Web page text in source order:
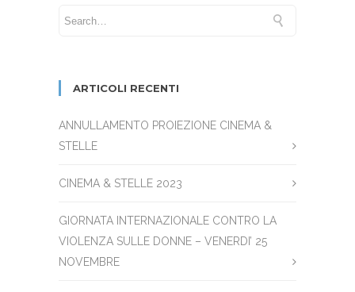
ARTICOLI RECENTI
ANNULLAMENTO PROIEZIONE CINEMA &
STELLE
CINEMA & STELLE 2023
GIORNATA INTERNAZIONALE CONTRO LA
VIOLENZA SULLE DONNE – VENERDI’ 25
NOVEMBRE